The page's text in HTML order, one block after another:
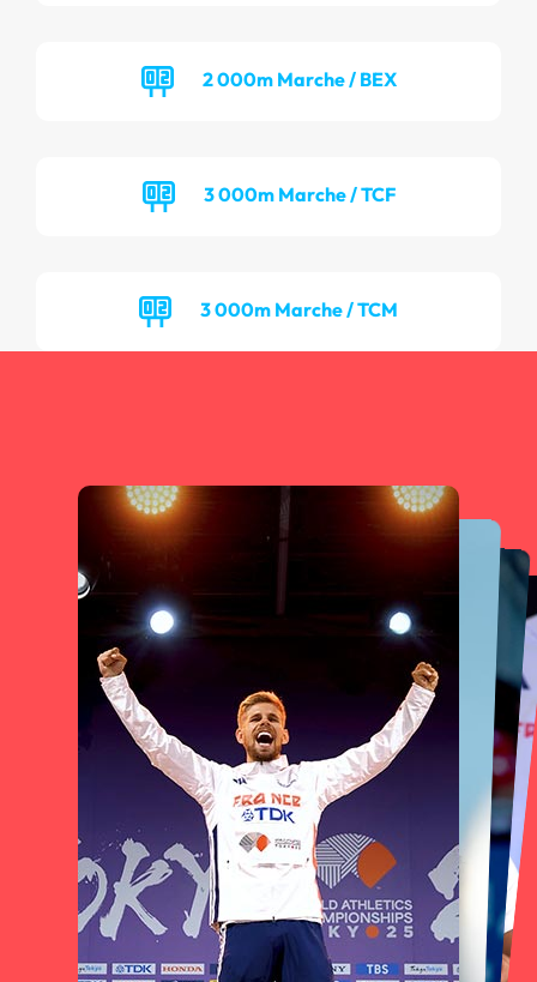
2 000m Marche / BEX
3 000m Marche / TCF
3 000m Marche / TCM